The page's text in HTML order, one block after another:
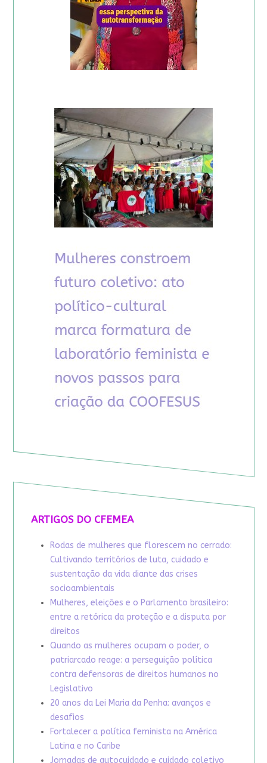
ARTIGOS DO CFEMEA
Rodas de mulheres que florescem no cerrado:
Cultivando territórios de luta, cuidado e
sustentação da vida diante das crises
socioambientais
Mulheres, eleições e o Parlamento brasileiro:
entre a retórica da proteção e a disputa por
direitos
Quando as mulheres ocupam o poder, o
patriarcado reage: a perseguição política
contra defensoras de direitos humanos no
Legislativo
20 anos da Lei Maria da Penha: avanços e
desafios
Fortalecer a política feminista na América
Latina e no Caribe
Jornadas de autocuidado e cuidado coletivo